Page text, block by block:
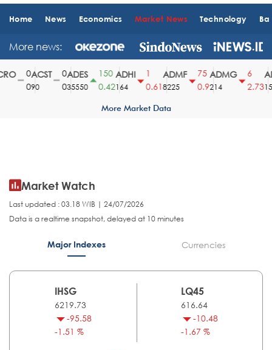
Home News Economics Market News Technology
More news:
ACST
90
ADES
35550
150
0.42
ADHI
164
0.61
ADMF
8225
75
0.9
ADMG
214
2.73
More Market Data
Market Watch
Last updated : 03.18 WIB | 24/07/2026
Data is a realtime snapshot, delayed at 10 minutes
Major Indexes Currencies
IHSG
6219.73
-95.58
-1.51 %
LQ45
616.64
-10.48
-1.67 %